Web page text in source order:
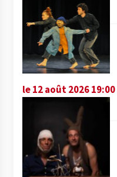
le 12 août 2026 19:00